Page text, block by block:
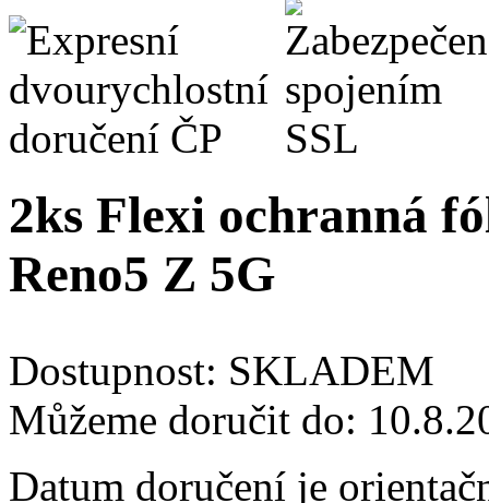
2ks Flexi ochranná
Reno5 Z 5G
Dostupnost: SKLADEM
Můžeme doručit do:
Datum doručení je